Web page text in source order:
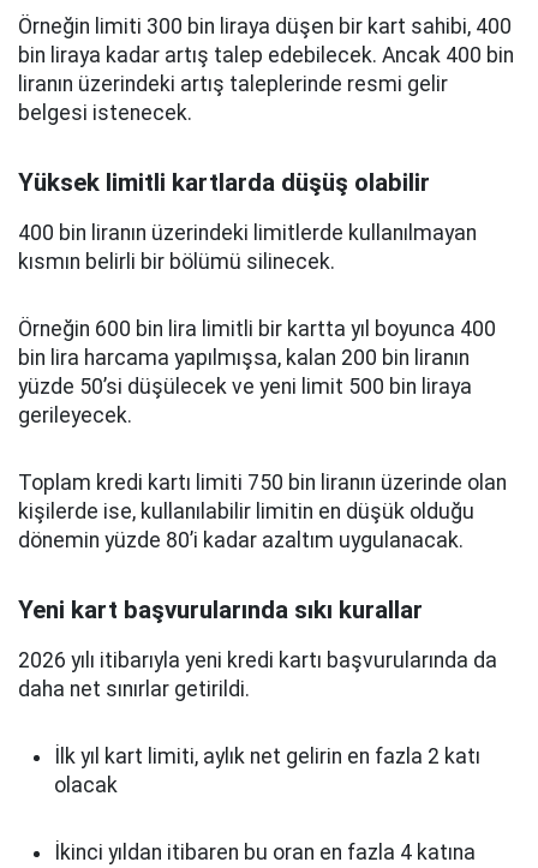
Örneğin limiti 300 bin liraya düşen bir kart sahibi, 400
bin liraya kadar artış talep edebilecek. Ancak 400 bin
liranın üzerindeki artış taleplerinde resmi gelir
belgesi istenecek.
Yüksek limitli kartlarda düşüş olabilir
400 bin liranın üzerindeki limitlerde kullanılmayan
kısmın belirli bir bölümü silinecek.
Örneğin 600 bin lira limitli bir kartta yıl boyunca 400
bin lira harcama yapılmışsa, kalan 200 bin liranın
yüzde 50’si düşülecek ve yeni limit 500 bin liraya
gerileyecek.
Toplam kredi kartı limiti 750 bin liranın üzerinde olan
kişilerde ise, kullanılabilir limitin en düşük olduğu
dönemin yüzde 80’i kadar azaltım uygulanacak.
Yeni kart başvurularında sıkı kurallar
2026 yılı itibarıyla yeni kredi kartı başvurularında da
daha net sınırlar getirildi.
İlk yıl kart limiti, aylık net gelirin en fazla 2 katı
olacak
İkinci yıldan itibaren bu oran en fazla 4 katına